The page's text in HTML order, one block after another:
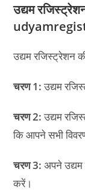
उद्यम
उद्यम रजिस्ट्रेशन
चरण 1:उद्यम
चरण 2:उद्यम
कि आपने सभी
चरण 3:अपने
करें।